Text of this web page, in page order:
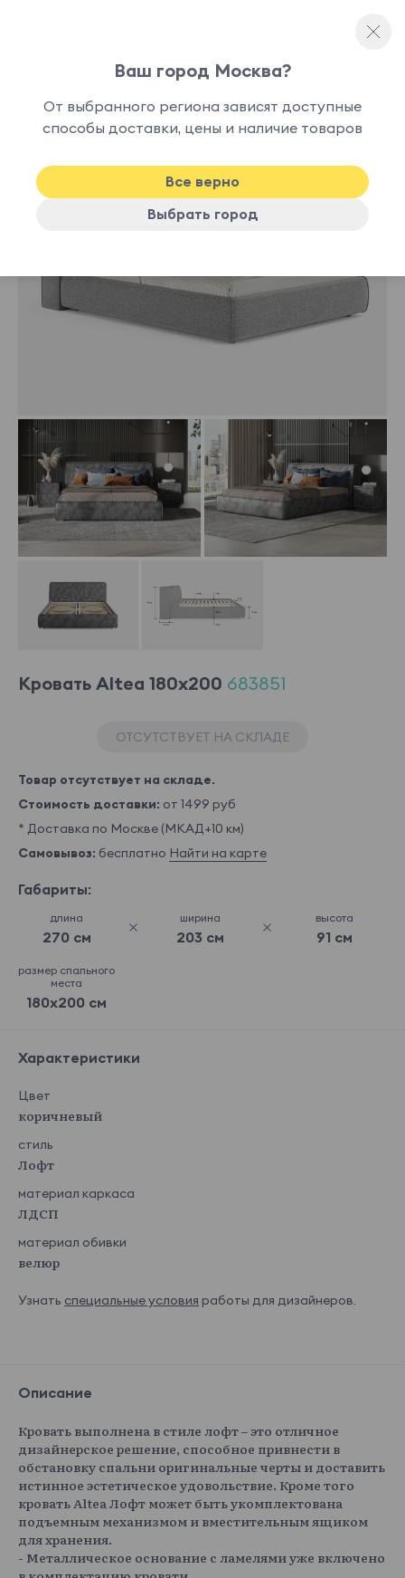
наличии
Кровать Altea 180x200 683851
ОТСУТСТВУЕТ НА СКЛАДЕ
Товар отсутствует на складе.
Стоимость доставки: от 1499 руб
* Доставка по Москве (МКАД+10 км)
Самовывоз: бесплатно Найти на карте
Габариты:
длина
270 см
ширина
203 см
высота
91 см
размер спального
места
180x200 см
Характеристики
Цвет
коричневый
стиль
Лофт
материал каркаса
ЛДСП
материал обивки
велюр
Узнать специальные условия работы для дизайнеров.
Описание
Кровать выполнена в стиле лофт – это отличное
дизайнерское решение, способное привнести в
обстановку спальни оригинальные черты и доставить
истинное эстетическое удовольствие. Кроме того
кровать Altea Лофт может быть укомплектована
подъемным механизмом и вместительным ящиком
для хранения.
- Металлическое основание с ламелями уже включено
Ваш город Москва?
От выбранного региона зависят доступные
способы доставки, цены и наличие товаров
Все верно
Выбрать город